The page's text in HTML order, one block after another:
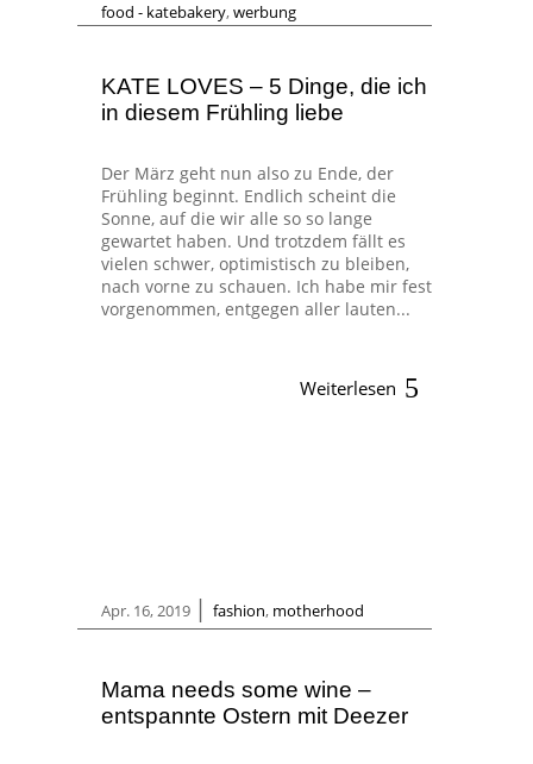
food - katebakery,werbung
KATE LOVES – 5 Dinge, die ich
in diesem Frühling liebe
Der März geht nun also zu Ende, der
Frühling beginnt. Endlich scheint die
Sonne, auf die wir alle so so lange
gewartet haben. Und trotzdem fällt es
vielen schwer, optimistisch zu bleiben,
nach vorne zu schauen. Ich habe mir fest
vorgenommen, entgegen aller lauten...
Weiterlesen
Apr. 16, 2019 | fashion, motherhood
Mama needs some wine –
entspannte Ostern mit Deezer